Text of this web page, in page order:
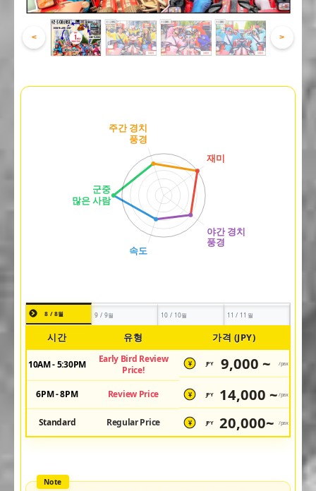
< >
8 / 8월 9 / 9월 10 / 10월 11 / 11월
시간 유형 가격 (JPY)
10AM - 5:30PM
Early Bird Review
Price!
¥ JPY 9,000 ~ /pax
6PM - 8PM Review Price ¥ JPY 14,000 ~ /pax
Standard Regular Price ¥ JPY 20,000~ /pax